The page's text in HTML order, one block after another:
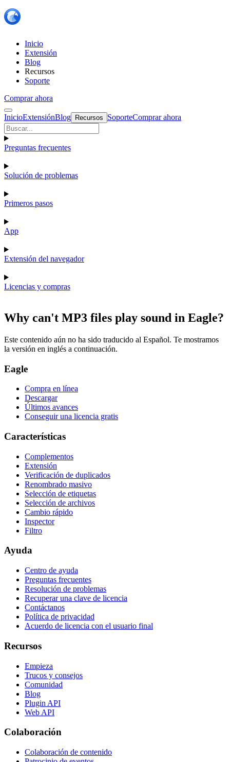
Inicio
Extensión
Blog
Recursos
Soporte
Comprar ahora
InicioExtensiónBlog Recursos SoporteComprar ahora
Preguntas frecuentes
Solución de problemas
Primeros pasos
App
Extensión del navegador
Licencias y compras
Why can't MP3 files play sound in Eagle?
Este contenido aún no ha sido traducido al Español. Te mostramos
la versión en inglés a continuación.
Eagle
Compra en línea
Descargar
Últimos avances
Conseguir una licencia gratis
Características
Complementos
Extensión
Verificación de duplicados
Renombrado masivo
Selección de etiquetas
Selección de archivos
Cambio rápido
Inspector
Filtro
Ayuda
Centro de ayuda
Preguntas frecuentes
Resolución de problemas
Recuperar una clave de licencia
Contáctanos
Política de privacidad
Acuerdo de licencia con el usuario final
Recursos
Empieza
Trucos y consejos
Comunidad
Blog
Plugin API
Web API
Colaboración
Colaboración de contenido